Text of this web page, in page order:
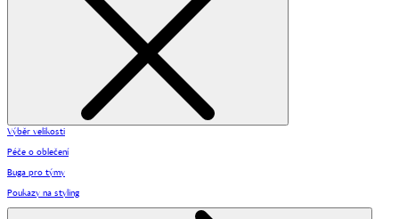
Výběr velikosti
Péče o oblečení
Buga pro týmy
Poukazy na styling